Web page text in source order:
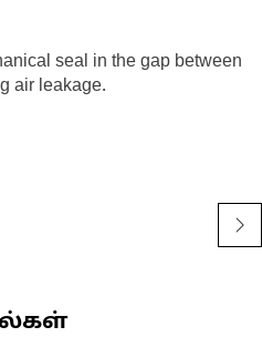
seal in the gap between
air leakage.
heavy duty equipment.